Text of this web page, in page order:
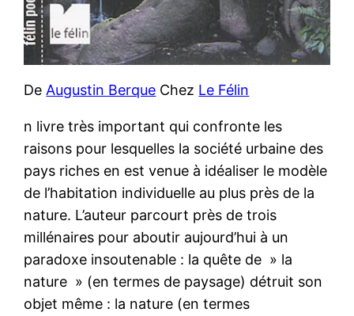
De Augustin Berque Chez Le Félin
n livre très important qui confronte les
raisons pour lesquelles la société urbaine des
pays riches en est venue à idéaliser le modèle
de l’habitation individuelle au plus près de la
nature. L’auteur parcourt près de trois
millénaires pour aboutir aujourd’hui à un
paradoxe insoutenable : la quête de » la
nature » (en termes de paysage) détruit son
objet même : la nature (en termes